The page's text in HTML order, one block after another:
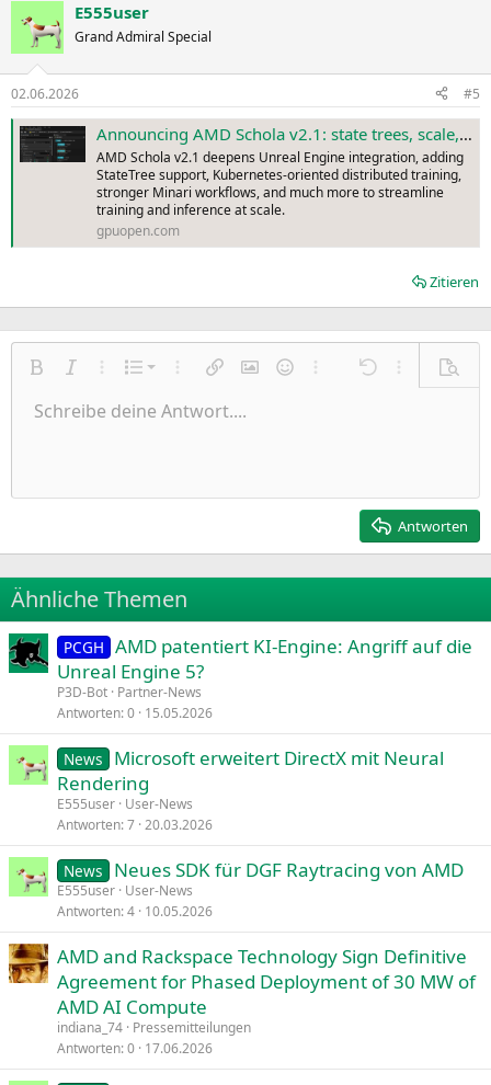
E555user
Grand Admiral Special
02.06.2026 #5
Announcing AMD Schola v2.1: state trees, scale, and a richer training stack - AMD GPUOpen
AMD Schola v2.1 deepens Unreal Engine integration, adding
StateTree support, Kubernetes-oriented distributed training,
stronger Minari workflows, and much more to streamline
training and inference at scale.
gpuopen.com
Zitieren
Fett KursivWeitere Einstellungen…
Liste
Nummerierte Liste
Ungeordnete Liste
Weitere Einstellungen…
Link einfügen
Bild einfügen
SmileysWeitere Einstellungen…
Rückgängig
Weitere
Schriftgröße
9
22
26
TextfarbeSchriftfamilie
Arial
Times New Roman
Trebuchet MS
Verdana
Durchgestrichen
Unterstrichen
Inline-Code
AusrichtungLinksbündig
Paragraph format
Normal
Heading 2
ZitatMedienTabelle einfügen
Insert horizontal line
SpoilerCode
Wiederholen
BBCode umschalten
Formatierung entfernen
EntwürfeEntwurf speichern
Schreibe deine Antwort....
Antworten
Ähnliche Themen
PCGH AMD patentiert KI-Engine: Angriff auf die
Unreal Engine 5?
P3D-Bot Partner-News
Antworten 0 15.05.2026
News
Microsoft erweitert DirectX mit Neural
Rendering
E555user User-News
Antworten 7 20.03.2026
News Neues SDK für DGF Raytracing von AMD
E555user User-News
Antworten 4 10.05.2026
AMD and Rackspace Technology Sign Definitive
Agreement for Phased Deployment of 30 MW of
AMD AI Compute
indiana_74 Pressemitteilungen
Antworten 0 17.06.2026